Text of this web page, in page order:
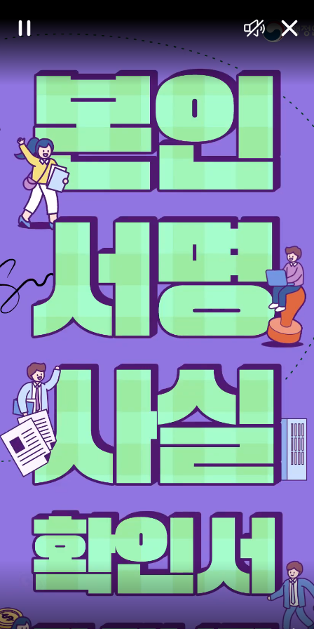
대
한
민
정
책
리
핑
일
시
정
지
음
소
거
닫
기